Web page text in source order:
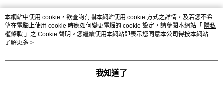
熱門標籤
本網站中使用 cookie，欲查詢有關本網站使用 cookie 方式之詳情，及若您不希
望在電腦上使用 cookie 時應如何變更電腦的 cookie 設定，請參閱本網站「 隱私
權條款 」之 Cookie 聲明。您繼續使用本網站即表示您同意本公司得按本網站使
用條款之 Cookie 聲明使用 cookie。
了解更多 >
我知道了